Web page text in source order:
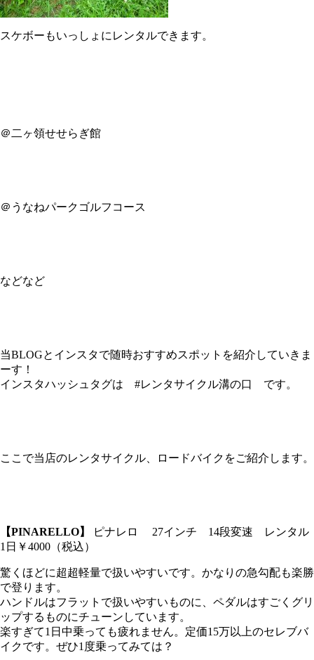
スケボーもいっしょにレンタルできます。
＠二ヶ領せせらぎ館
＠うなねパークゴルフコース
などなど
当BLOGとインスタで随時おすすめスポットを紹介していきま
ーす！
インスタハッシュタグは #レンタサイクル溝の口 です。
ここで当店のレンタサイクル、ロードバイクをご紹介します。
【PINARELLO】
ピナレロ 27インチ 14段変速 レンタル
1日￥4000（税込）
驚くほどに超超軽量で扱いやすいです。かなりの急勾配も楽勝
で登ります。
ハンドルはフラットで扱いやすいものに、ペダルはすごくグリ
ップするものにチューンしています。
楽すぎて1日中乗っても疲れません。定価15万以上のセレブバ
イクです。ぜひ1度乗ってみては？